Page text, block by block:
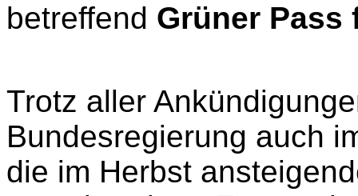
betreffend Grüner Pass
Trotz aller
Bundesregierung auch
die im Herbst